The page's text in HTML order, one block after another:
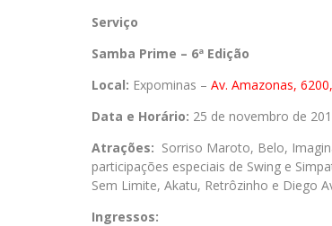
Serviço
Samba Prime – 6ª Edição
Local: Expominas – Av. Amazonas,
Data e Horário: 25 de novembro de
Atrações: Sorriso Maroto, Belo,
participações especiais de Swing e
Sem Limite, Akatu, Retrôzinho e Diego
Ingressos: